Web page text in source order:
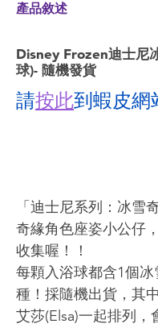
產品敘述
Disney Frozen迪士尼
球)- 隨機發貨
請按此到蝦皮網
「迪士尼系列：冰雪
奇緣角色座姿小公仔
收集喔！！
每顆入浴球都含1個
種！採隨機出貨，其
艾莎(Elsa)一起排列